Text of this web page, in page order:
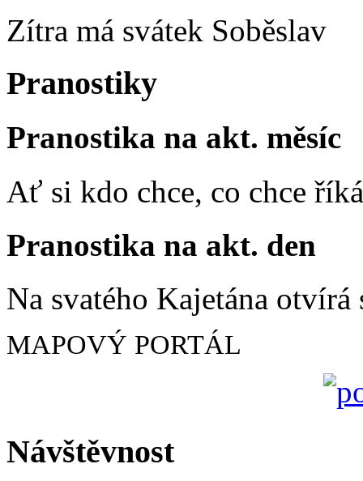
Zítra má svátek Soběslav
Pranostiky
Pranostika na akt. měsíc
Ať si kdo chce, co chce
Pranostika na akt. den
Na svatého Kajetána otvírá
MAPOVÝ PORTÁL
Návštěvnost